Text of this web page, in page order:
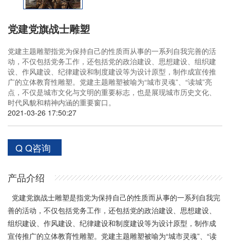
党建党旗战士雕塑
党建主题雕塑指党为保持自己的性质而从事的一系列自我完善的活
动，不仅包括党务工作，还包括党的政治建设、思想建设、组织建
设、作风建设、纪律建设和制度建设等为设计原型，制作成宣传推
广的立体教育性雕塑。党建主题雕塑被喻为“城市灵魂”、“读城”亮
点，不仅是城市文化与文明的重要标志，也是展现城市历史文化、
时代风貌和精神内涵的重要窗口。
2021-03-26 17:50:27
Q Q咨询
产品介绍
党建党旗战士雕塑是指党为保持自己的性质而从事的一系列自我完
善的活动，不仅包括党务工作，还包括党的政治建设、思想建设、
组织建设、作风建设、纪律建设和制度建设等为设计原型，制作成
宣传推广的立体教育性雕塑。党建主题雕塑被喻为“城市灵魂”、“读